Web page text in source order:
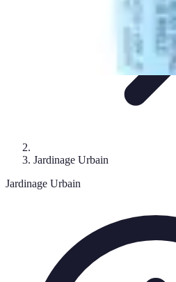
Jardinage Urbain
Jardinage Urbain